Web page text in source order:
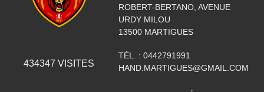
434347 VISITES
ROBERT-BERTANO, AVENUE
URDY MILOU
13500 MARTIGUES
TÉL. : 0442791991
HAND.MARTIGUES@GMAIL.COM